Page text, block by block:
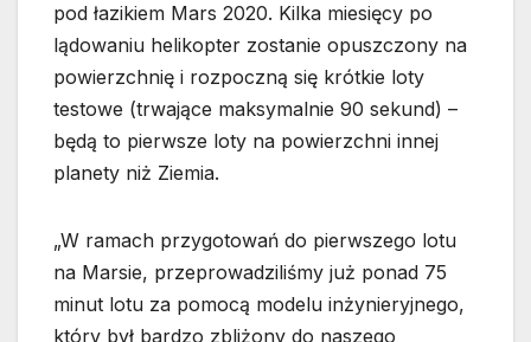
pod łazikiem Mars 2020. Kilka miesięcy po
lądowaniu helikopter zostanie opuszczony na
powierzchnię i rozpoczną się krótkie loty
testowe (trwające maksymalnie 90 sekund) –
będą to pierwsze loty na powierzchni innej
planety niż Ziemia.
„W ramach przygotowań do pierwszego lotu
na Marsie, przeprowadziliśmy już ponad 75
minut lotu za pomocą modelu inżynieryjnego,
który był bardzo zbliżony do naszego